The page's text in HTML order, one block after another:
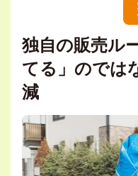
独自の販売ル
てる」のでは
減